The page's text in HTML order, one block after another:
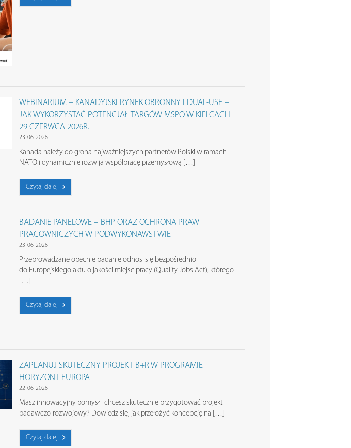
WEBINARIUM – KANADYJSKI RYNEK OBRONNY I DUAL-USE –
JAK WYKORZYSTAĆ POTENCJAŁ TARGÓW MSPO W KIELCACH –
29 CZERWCA 2026R.
23-06-2026
Kanada należy do grona najważniejszych partnerów Polski w ramach
NATO i dynamicznie rozwija współpracę przemysłową […]
Czytaj dalej
BADANIE PANELOWE – BHP ORAZ OCHRONA PRAW
PRACOWNICZYCH W PODWYKONAWSTWIE
23-06-2026
Przeprowadzane obecnie badanie odnosi się bezpośrednio
do Europejskiego aktu o jakości miejsc pracy (Quality Jobs Act), którego
[…]
Czytaj dalej
ZAPLANUJ SKUTECZNY PROJEKT B+R W PROGRAMIE
HORYZONT EUROPA
22-06-2026
Masz innowacyjny pomysł i chcesz skutecznie przygotować projekt
badawczo-rozwojowy? Dowiedz się, jak przełożyć koncepcję na […]
Czytaj dalej